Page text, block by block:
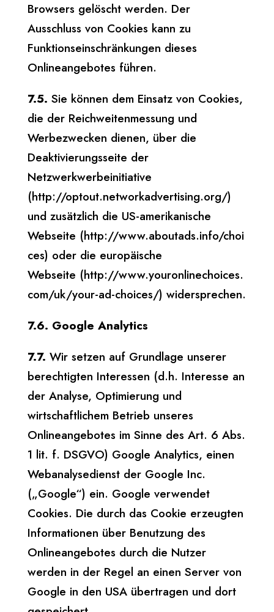
Browsers gelöscht werden. Der
Ausschluss von Cookies kann zu
Funktionseinschränkungen dieses
Onlineangebotes führen.
7.5. Sie können dem Einsatz von Cookies,
die der Reichweitenmessung und
Werbezwecken dienen, über die
Deaktivierungsseite der
Netzwerkwerbeinitiative
(http://optout.networkadvertising.org/)
und zusätzlich die US-amerikanische
Webseite (http://www.aboutads.info/choi
ces) oder die europäische
Webseite (http://www.youronlinechoices.
com/uk/your-ad-choices/) widersprechen.
7.6. Google Analytics
7.7. Wir setzen auf Grundlage unserer
berechtigten Interessen (d.h. Interesse an
der Analyse, Optimierung und
wirtschaftlichem Betrieb unseres
Onlineangebotes im Sinne des Art. 6 Abs.
1 lit. f. DSGVO) Google Analytics, einen
Webanalysedienst der Google Inc.
(„Google“) ein. Google verwendet
Cookies. Die durch das Cookie erzeugten
Informationen über Benutzung des
Onlineangebotes durch die Nutzer
werden in der Regel an einen Server von
Google in den USA übertragen und dort